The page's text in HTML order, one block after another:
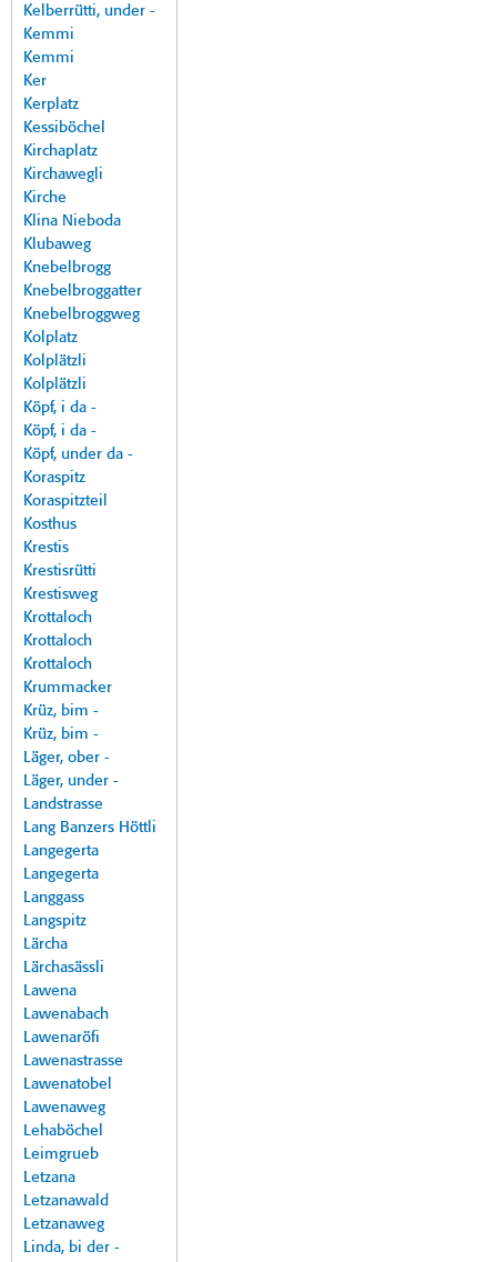
Kelberrütti, under -
Kemmi
Kemmi
Ker
Kerplatz
Kessiböchel
Kirchaplatz
Kirchawegli
Kirche
Klina Nieboda
Klubaweg
Knebelbrogg
Knebelbroggatter
Knebelbroggweg
Kolplatz
Kolplätzli
Kolplätzli
Köpf, i da -
Köpf, i da -
Köpf, under da -
Koraspitz
Koraspitzteil
Kosthus
Krestis
Krestisrütti
Krestisweg
Krottaloch
Krottaloch
Krottaloch
Krummacker
Krüz, bim -
Krüz, bim -
Läger, ober -
Läger, under -
Landstrasse
Lang Banzers Höttli
Langegerta
Langegerta
Langgass
Langspitz
Lärcha
Lärchasässli
Lawena
Lawenabach
Lawenaröfi
Lawenastrasse
Lawenatobel
Lawenaweg
Lehaböchel
Leimgrueb
Letzana
Letzanawald
Letzanaweg
Linda, bi der -